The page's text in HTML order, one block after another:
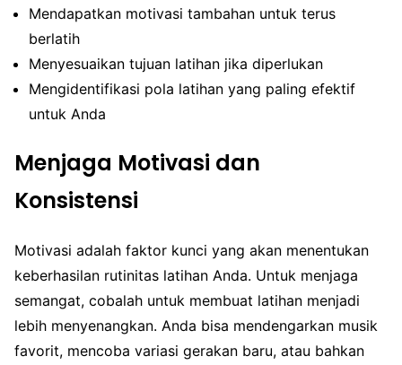
Mendapatkan motivasi tambahan untuk terus
berlatih
Menyesuaikan tujuan latihan jika diperlukan
Mengidentifikasi pola latihan yang paling efektif
untuk Anda
Menjaga Motivasi dan
Konsistensi
Motivasi adalah faktor kunci yang akan menentukan
keberhasilan rutinitas latihan Anda. Untuk menjaga
semangat, cobalah untuk membuat latihan menjadi
lebih menyenangkan. Anda bisa mendengarkan musik
favorit, mencoba variasi gerakan baru, atau bahkan